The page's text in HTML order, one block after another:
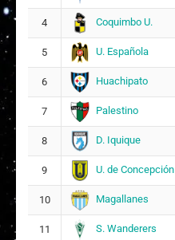
4 Coquimbo U.
5 U. Española
6 Huachipato
7 Palestino
8 D. Iquique
9 U. de Concepción
10 Magallanes
11 S. Wanderers